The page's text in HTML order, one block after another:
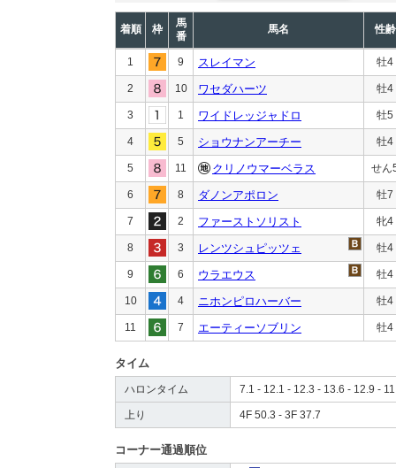
着順 枠
馬
番
馬名 性齢
1 9 スレイマン 牡4
2 10 ワセダハーツ 牡4
3 1 ワイドレッジャドロ 牡5
4 5 ショウナンアーチー 牡4
5 11 クリノウマーベラス せん
6 8 ダノンアポロン 牡7
7 2 ファーストソリスト 牝4
8 3 レンツシュピッツェ 牡4
9 6 ウラエウス 牡4
10 4 ニホンピロハーバー 牡4
11 7 エーティーソブリン 牡4
タイム
ハロンタイム 7.1 - 12.1 - 12.3 - 13.6 - 12.9 -
上り 4F 50.3 - 3F 37.7
コーナー通過順位